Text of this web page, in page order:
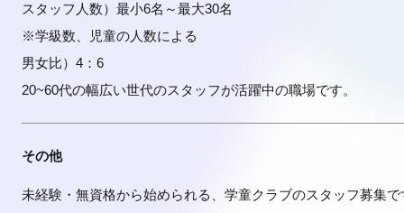
スタッフ人数）最小6名～最大30名
※学級数、児童の人数による
男女比）4：6
20~60代の幅広い世代のスタッフが活躍中の職場です。
その他
未経験・無資格から始められる、学童クラブのスタッフ募集で